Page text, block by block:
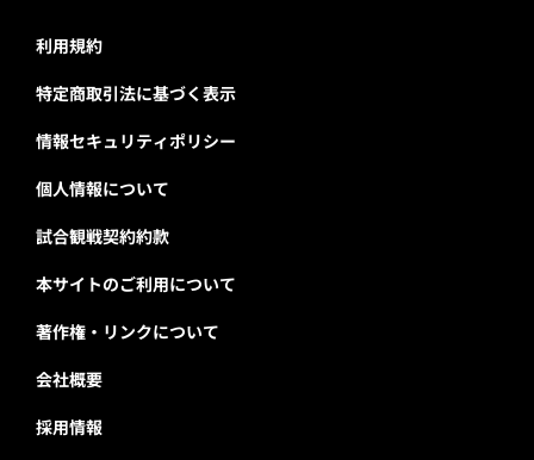
利用規約
特定商取引法に基づく表示
情報セキュリティポリシー
個人情報について
試合観戦契約約款
本サイトのご利用について
著作権・リンクについて
会社概要
採用情報